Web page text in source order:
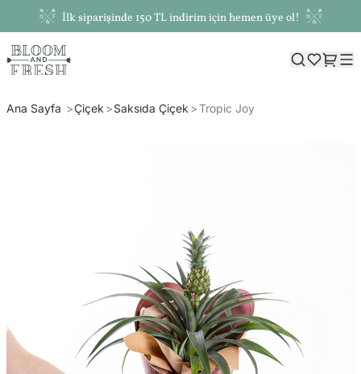
İlk siparişinde 150 TL indirim için hemen üye ol!
Ana Sayfa Çiçek Saksıda Çiçek Tropic Joy